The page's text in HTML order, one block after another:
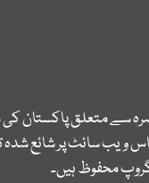
سے متعلق پاکستان
ویب سائٹ پر شائع شدہ
محفوظ ہیں۔